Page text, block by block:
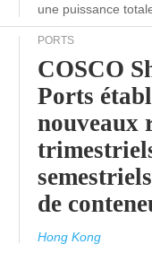
une puissance
PORTS
COSCO
Ports
nouveaux
de
Hong Kong